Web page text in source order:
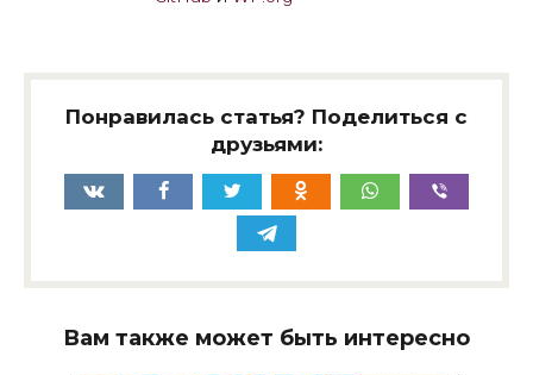
Понравилась статья? Поделиться с
друзьями:
Вам также может быть интересно